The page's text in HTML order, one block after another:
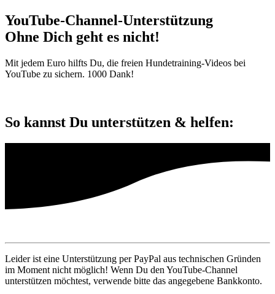
YouTube-Channel-Unterstützung
Ohne Dich geht es nicht!
Mit jedem Euro hilfts Du, die freien Hundetraining-Videos bei
YouTube zu sichern. 1000 Dank!
So kannst Du unterstützen & helfen:
Leider ist eine Unterstützung per PayPal aus technischen Gründen
im Moment nicht möglich! Wenn Du den YouTube-Channel
unterstützen möchtest, verwende bitte das angegebene Bankkonto.